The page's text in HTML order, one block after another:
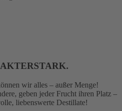
wir alles – außer Menge!
geben jeder Frucht ihren Platz –
liebenswerte Destillate!